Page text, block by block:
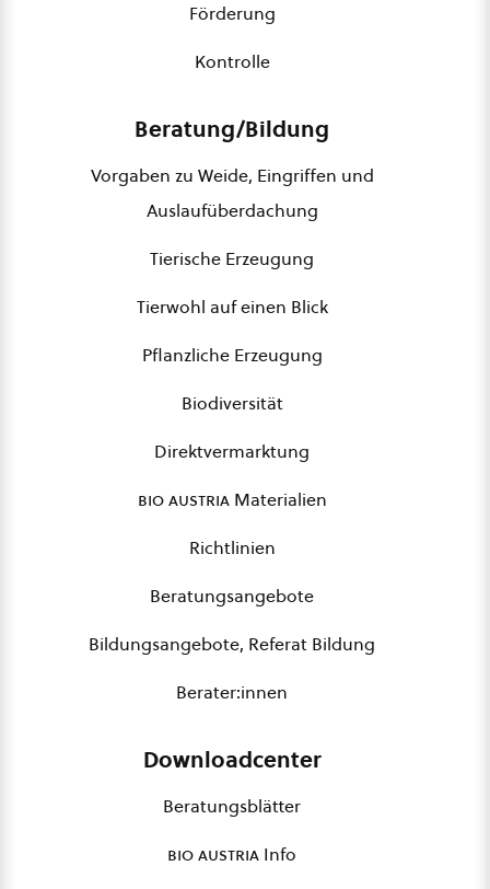
Förderung
Kontrolle
Beratung/Bildung
Vorgaben zu Weide, Eingriffen und
Auslaufüberdachung
Tierische Erzeugung
Tierwohl auf einen Blick
Pflanzliche Erzeugung
Biodiversität
Direktvermarktung
bio austriaMaterialien
Richtlinien
Beratungsangebote
Bildungsangebote, Referat Bildung
Berater:innen
Downloadcenter
Beratungsblätter
bio austria Info